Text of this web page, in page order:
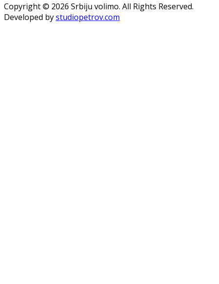
Copyright © 2026 Srbiju volimo. All Rights Reserved.
Developed bystudiopetrov.com